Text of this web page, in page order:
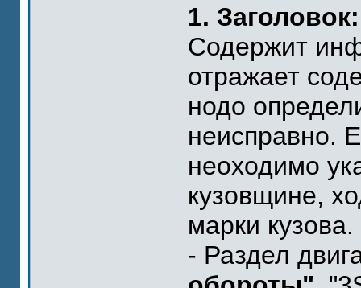
1. Заголовок:
Содержит
отражает
нодо
неисправно.
неоходимо
кузовщине,
марки
- Раздел